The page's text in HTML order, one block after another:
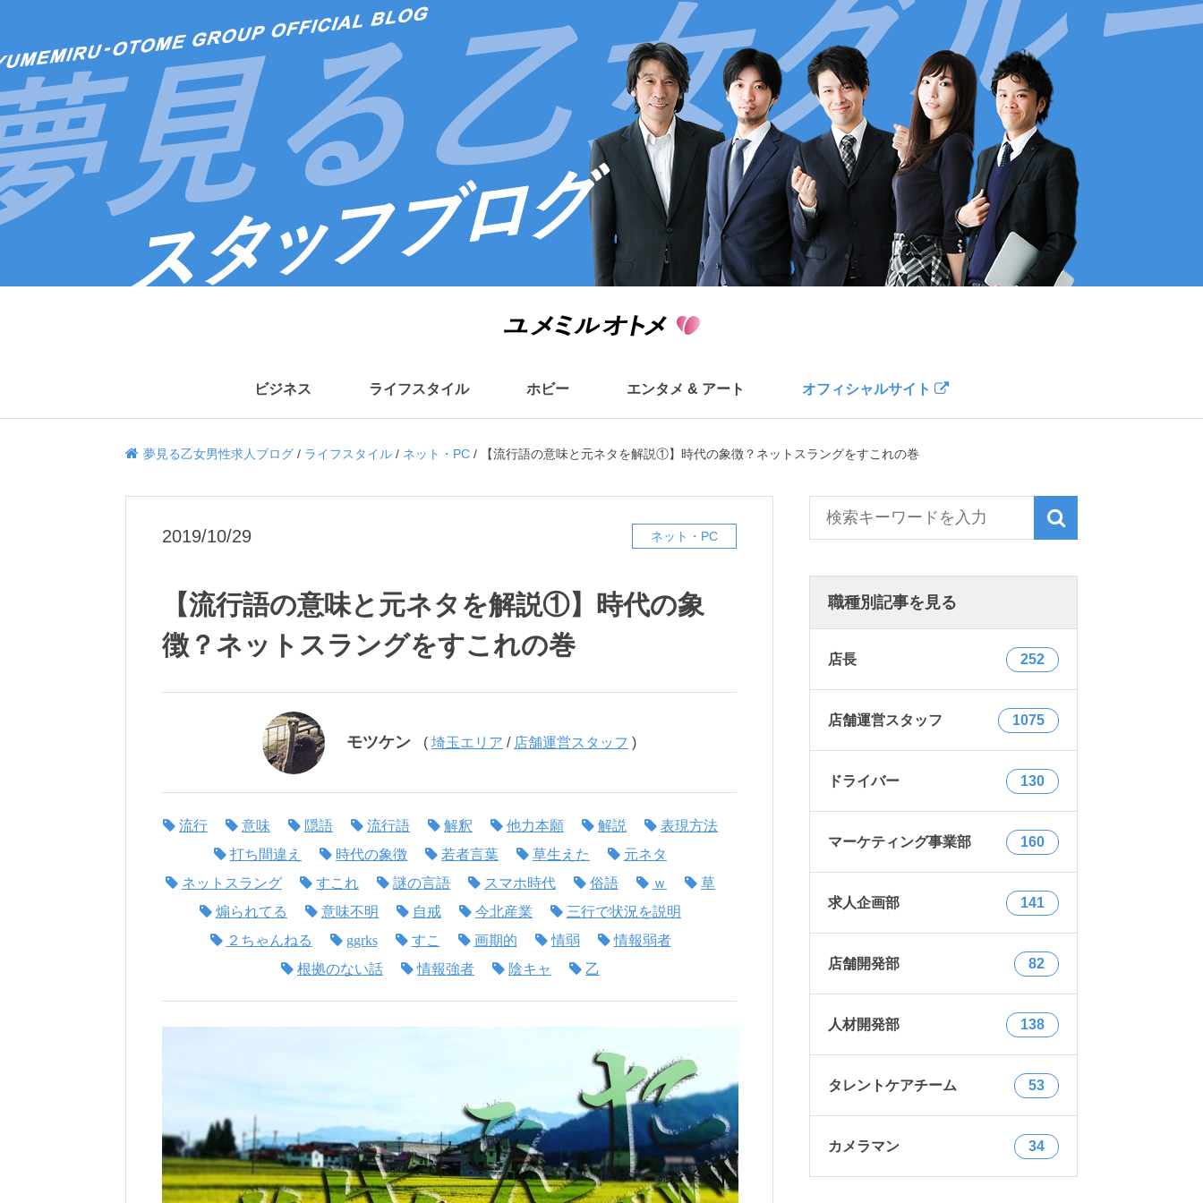
ビジネス ライフスタイル ホビー エンタメ & アート オフィシャルサイト
夢見る乙女男性求人ブログ/ ライフスタイル/ ネット・PC/ 【流行語の意味と元ネタを解説①】時代の象徴？ネットスラングをすこれの巻
2019/10/29 ネット・PC
【流行語の意味と元ネタを解説①】時代の象
徴？ネットスラングをすこれの巻
モツケン ( 埼玉エリア / 店舗運営スタッフ )
流行 意味 隠語 流行語 解釈 他力本願 解説
表現方法
打ち間違え
時代の象徴 若者言葉 草生えた
元ネタ
ネットスラング
すこれ 謎の言語 スマホ時代 俗語 ｗ
草
煽られてる
意味不明 自戒 今北産業
三行で状況を説明
２ちゃんねる
ggrks すこ 画期的 情弱
情報弱者
根拠のない話
情報強者 陰キャ 乙
職種別記事を見る
店長 252
店舗運営スタッフ 1075
ドライバー 130
マーケティング事業部 160
求人企画部 141
店舗開発部 82
人材開発部 138
タレントケアチーム 53
カメラマン 34